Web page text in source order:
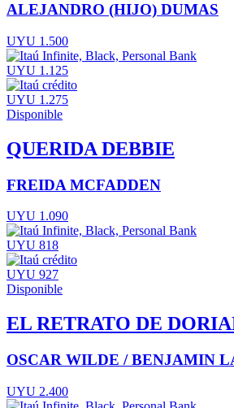
ALEJANDRO (HIJO) DUMAS
UYU 1.500
UYU 1.125
UYU 1.275
Disponible
QUERIDA DEBBIE
FREIDA MCFADDEN
UYU 1.090
UYU 818
UYU 927
Disponible
EL RETRATO DE
OSCAR WILDE / BENJAMIN
UYU 2.400